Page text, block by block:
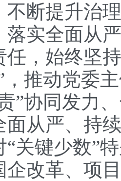
不断提升治
全面从严
任，始终坚
，推动党委
”协同发力
面从严、持
“关键少数”
企改革、项